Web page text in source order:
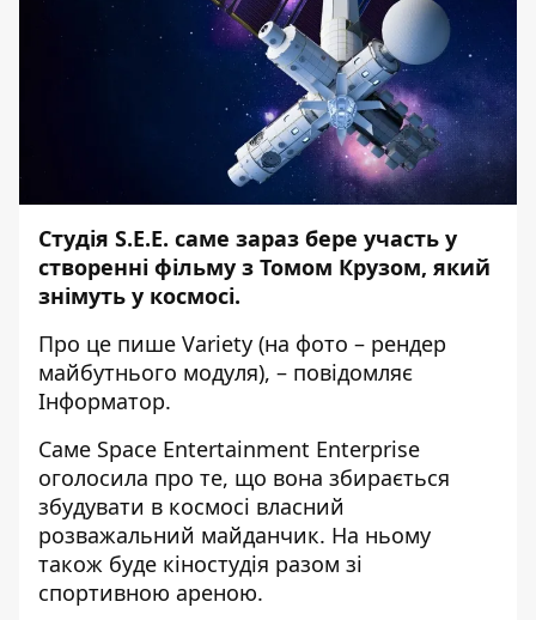
Студія S.E.E. саме зараз бере участь у
створенні фільму з Томом Крузом, який
знімуть у космосі.
Про це пише Variety (на фото – рендер
майбутнього модуля), – повідомляє
Інформатор.
Саме Space Entertainment Enterprise
оголосила про те, що вона збирається
збудувати в космосі власний
розважальний майданчик. На ньому
також буде кіностудія разом зі
спортивною ареною.